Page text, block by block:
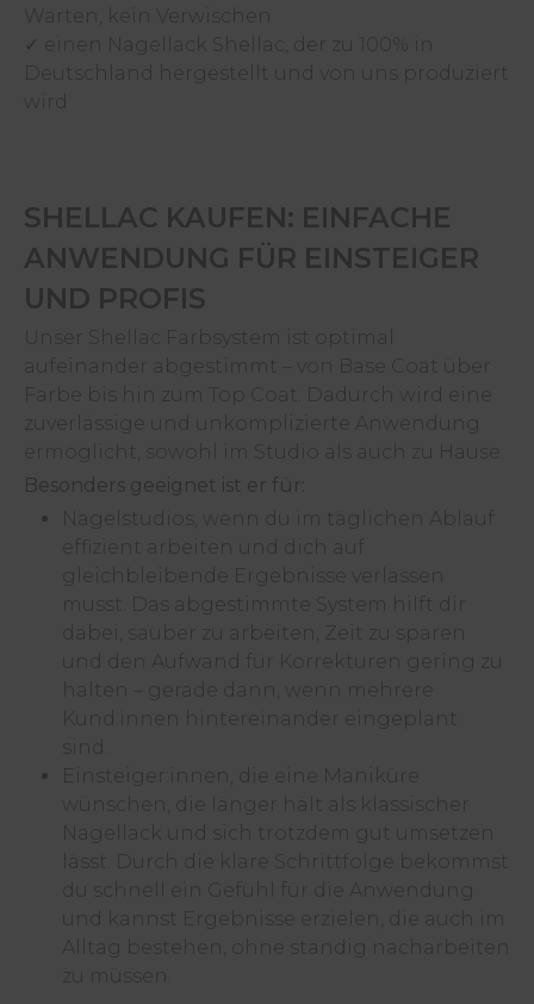
Warten, kein Verwischen
✓ einen Nagellack Shellac, der zu 100% in
Deutschland hergestellt und von uns produziert
wird
SHELLAC KAUFEN: EINFACHE
ANWENDUNG FÜR EINSTEIGER
UND PROFIS
Unser Shellac Farbsystem ist optimal
aufeinander abgestimmt – von Base Coat über
Farbe bis hin zum Top Coat. Dadurch wird eine
zuverlässige und unkomplizierte Anwendung
ermöglicht, sowohl im Studio als auch zu Hause.
Besonders geeignet ist er für:
Nagelstudios, wenn du im täglichen Ablauf
effizient arbeiten und dich auf
gleichbleibende Ergebnisse verlassen
musst. Das abgestimmte System hilft dir
dabei, sauber zu arbeiten, Zeit zu sparen
und den Aufwand für Korrekturen gering zu
halten – gerade dann, wenn mehrere
Kund:innen hintereinander eingeplant
sind.
Einsteiger:innen, die eine Maniküre
wünschen, die länger hält als klassischer
Nagellack und sich trotzdem gut umsetzen
lässt. Durch die klare Schrittfolge bekommst
du schnell ein Gefühl für die Anwendung
und kannst Ergebnisse erzielen, die auch im
Alltag bestehen, ohne ständig nacharbeiten
zu müssen.